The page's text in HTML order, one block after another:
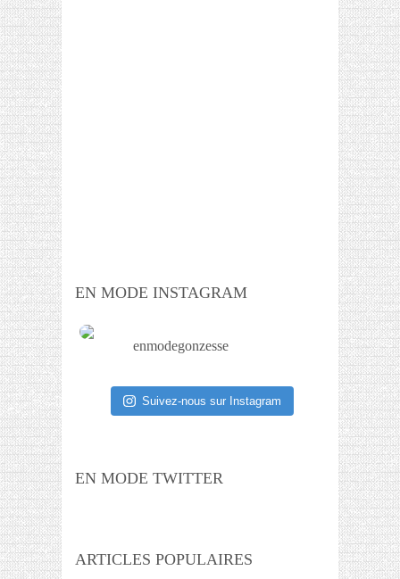
EN MODE INSTAGRAM
enmodegonzesse
Suivez-nous sur Instagram
EN MODE TWITTER
ARTICLES POPULAIRES